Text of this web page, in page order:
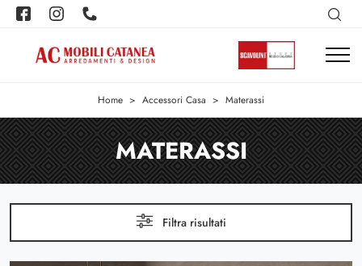
Home > Accessori Casa > Materassi
MATERASSI
Filtra risultati